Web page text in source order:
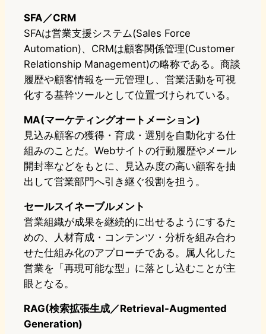
SFA／CRM
SFAは営業支援システム(Sales Force
Automation)、CRMは顧客関係管理(Customer
Relationship Management)の略称である。商談
履歴や顧客情報を一元管理し、営業活動を可視
化する基幹ツールとして位置づけられている。
MA(マーケティングオートメーション)
見込み顧客の獲得・育成・選別を自動化する仕
組みのことだ。Webサイトの行動履歴やメール
開封率などをもとに、見込み度の高い顧客を抽
出して営業部門へ引き継ぐ役割を担う。
セールスイネーブルメント
営業組織が成果を継続的に出せるようにするた
めの、人材育成・コンテンツ・分析を組み合わ
せた仕組み化のアプローチである。属人化した
営業を「再現可能な型」に落とし込むことが主
眼となる。
RAG(検索拡張生成／Retrieval-Augmented
Generation)